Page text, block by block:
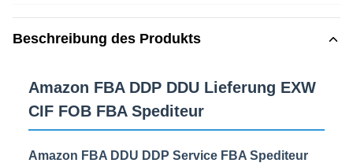
Beschreibung des Produkts
Amazon FBA DDP DDU Lieferung EXW
CIF FOB FBA Spediteur
Amazon FBA DDU DDP Service FBA Spediteur